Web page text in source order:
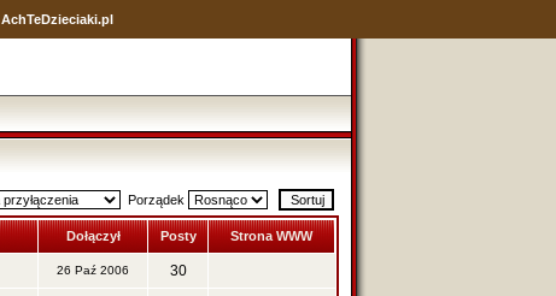
AchTeDzieciaki.pl
Porządek
Dołączył Posty Strona WWW
26 Paź 2006 30